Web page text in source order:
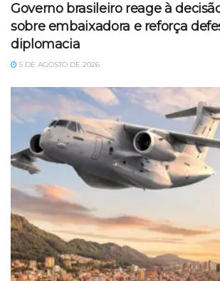
Governo brasileiro reage à
sobre embaixadora e reforça
diplomacia
5 DE AGOSTO DE 2026